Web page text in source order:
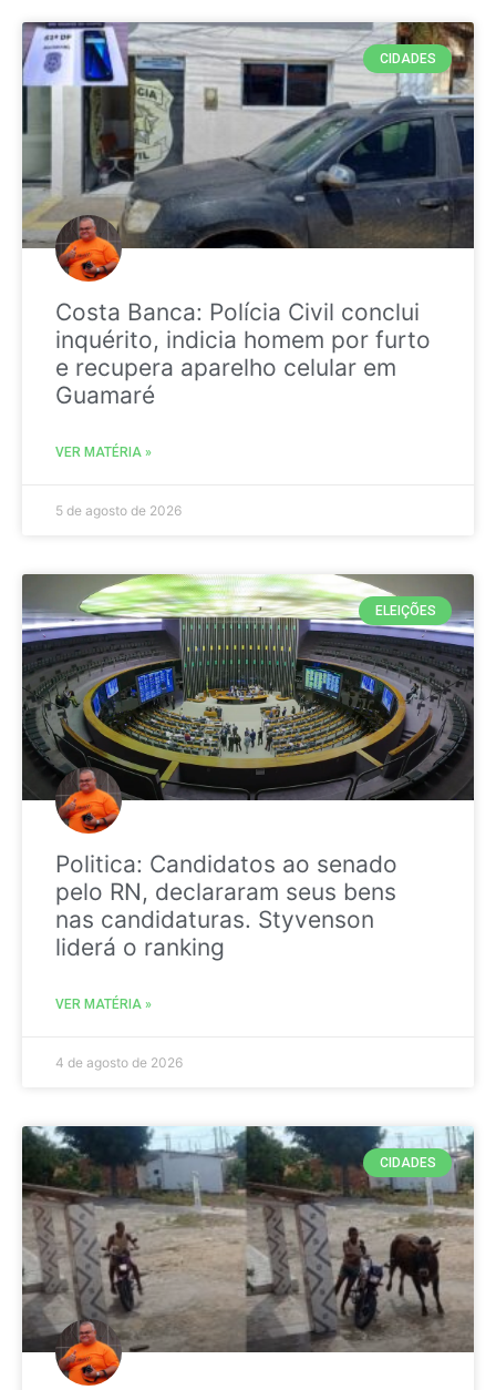
CIDADES
Costa Banca: Polícia Civil conclui
inquérito, indicia homem por furto
e recupera aparelho celular em
Guamaré
VER MATÉRIA »
5 de agosto de 2026
ELEIÇÕES
Politica: Candidatos ao senado
pelo RN, declararam seus bens
nas candidaturas. Styvenson
liderá o ranking
VER MATÉRIA »
4 de agosto de 2026
CIDADES